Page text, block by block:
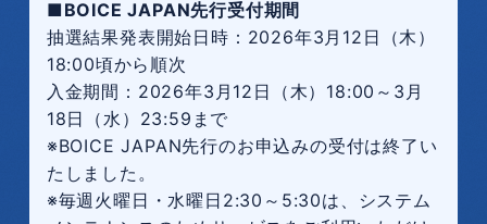
■BOICE JAPAN先行受付期間
抽選結果発表開始日時：2026年3月12日（木）
18:00頃から順次
入金期間：2026年3月12日（木）18:00～3月
18日（水）23:59まで
※BOICE JAPAN先行のお申込みの受付は終了い
たしました。
※毎週火曜日・水曜日2:30～5:30は、システム